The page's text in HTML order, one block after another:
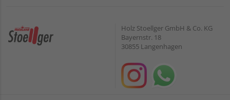
Holz Stoellger GmbH & Co. KG
Bayernstr. 18
30855 Langenhagen